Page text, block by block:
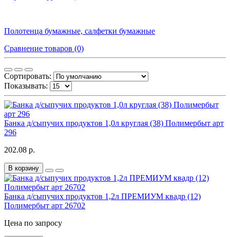
Полотенца бумажные, салфетки бумажные
Сравнение товаров (0)
Сортировать:
Показывать:
Банка д/сыпучих продуктов 1,0л круглая (38) Полимербыт арт
296
202.08 р.
В корзину
Банка д/сыпучих продуктов 1,2л ПРЕМИУМ квадр (12)
Полимербыт арт 26702
Цена по запросу